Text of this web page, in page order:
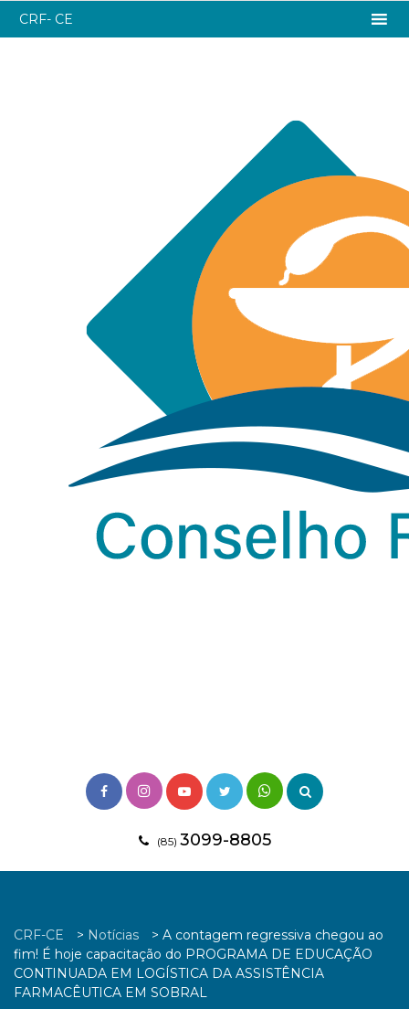
(85) 3099-8805
CRF- CE
CRF-CE > Notícias > A contagem regressiva chegou ao
fim! É hoje capacitação do PROGRAMA DE EDUCAÇÃO
CONTINUADA EM LOGÍSTICA DA ASSISTÊNCIA
FARMACÊUTICA EM SOBRAL